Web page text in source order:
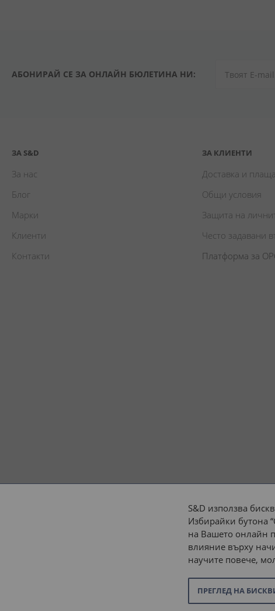
АБОНИРАЙ СЕ ЗА ОНЛАЙН БЮЛЕТИНА НИ:
ЗА S&D
За нас
Блог
Марки
Клиенти
Контакти
ЗА КЛИЕНТИ
Доставка и
Общи условия
Защита на
Често задавани
Платформа за
© 2026 “С и Д Комерсиал” ООД. Всички права запазени.
S&D използва
Избирайки бутона
на Вашето онлайн
влияние върху
научите повече,
ПРЕГЛЕД НА